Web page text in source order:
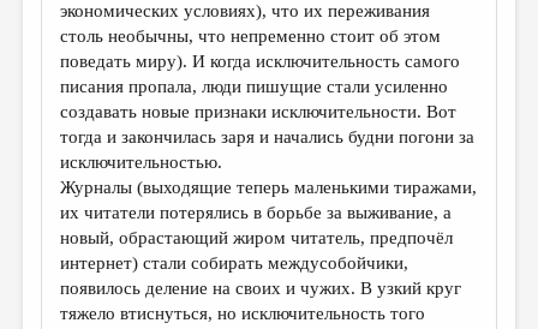
ЦИКЛЫ ПУБЛИКАЦИЙ
ТРЕДИАКОВСКИЙ
МЕДИА
ВКОНТАКТЕ
экономических условиях), что их переживания
столь необычны, что непременно стоит об этом
поведать миру). И когда исключительность самого
писания пропала, люди пишущие стали усиленно
создавать новые признаки исключительности. Вот
тогда и закончилась заря и начались будни погони за
исключительностью.
Журналы (выходящие теперь маленькими тиражами,
их читатели потерялись в борьбе за выживание, а
новый, обрастающий жиром читатель, предпочёл
интернет) стали собирать междусобойчики,
появилось деление на своих и чужих. В узкий круг
тяжело втиснуться, но исключительность того